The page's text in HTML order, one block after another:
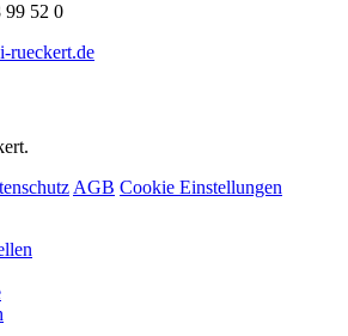
99 52 0
rueckert.de
AGB Cookie Einstellungen